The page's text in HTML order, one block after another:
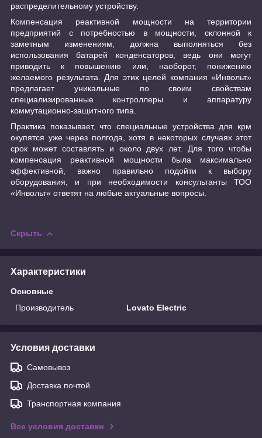
распределительному устройству.
Компенсация реактивной мощности на территории
предприятий с потребностью в мощности, склонной к
заметным изменениям, должна выполняться без
использования батарей конденсаторов, ведь они могут
приводить к повышению или, наоборот, понижению
желаемого результата. Для этих целей компания «Инвольт»
предлагает уникальные по своим свойствам
специализированные контроллеры и аппаратуру
коммутационно-защитного типа.
Практика показывает, что специальные устройства для крм
окупятся уже через полгода, хотя в некоторых случаях этот
срок может составлять и около двух лет. Для того чтобы
компенсация реактивной мощности была максимально
эффективной, важно правильно подойти к выбору
оборудования, и при необходимости консультанты ТОО
«Инвольт» ответят на любые актуальные вопросы.
Скрыть
Характеристики
Основные
Производитель
Lovato Electric
Условия доставки
Самовывоз
Доставка почтой
Транспортная компания
Все условия доставки